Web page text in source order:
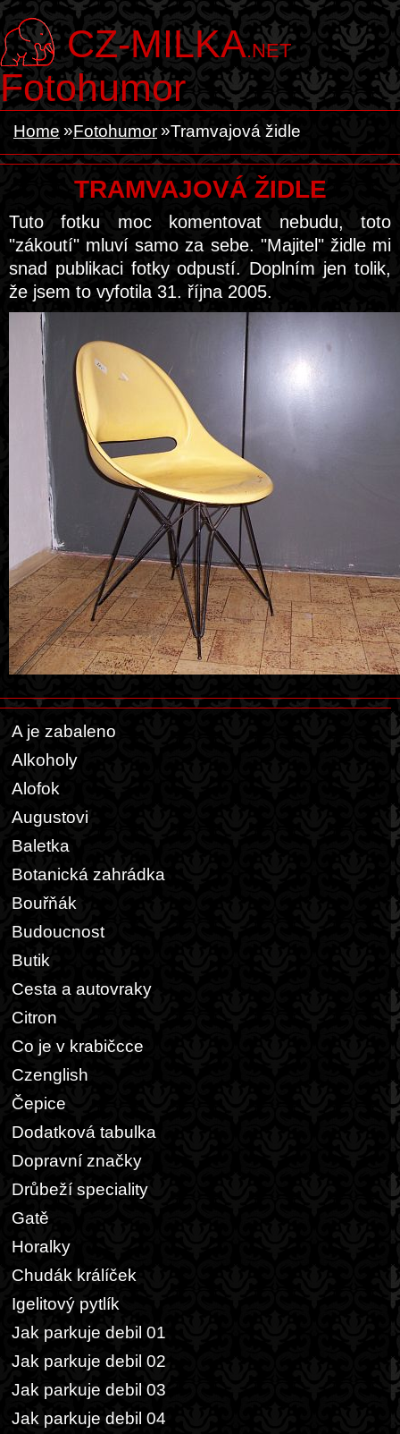
CZ-MILKA.NET
Fotohumor
Home Fotohumor Tramvajová židle
TRAMVAJOVÁ ŽIDLE
Tuto fotku moc komentovat nebudu, toto
"zákoutí" mluví samo za sebe. "Majitel" židle mi
snad publikaci fotky odpustí. Doplním jen tolik,
že jsem to vyfotila 31. října 2005.
A je zabaleno
Alkoholy
Alofok
Augustovi
Baletka
Botanická zahrádka
Bouřňák
Budoucnost
Butik
Cesta a autovraky
Citron
Co je v krabičcce
Czenglish
Čepice
Dodatková tabulka
Dopravní značky
Drůbeží speciality
Gatě
Horalky
Chudák králíček
Igelitový pytlík
Jak parkuje debil 01
Jak parkuje debil 02
Jak parkuje debil 03
Jak parkuje debil 04